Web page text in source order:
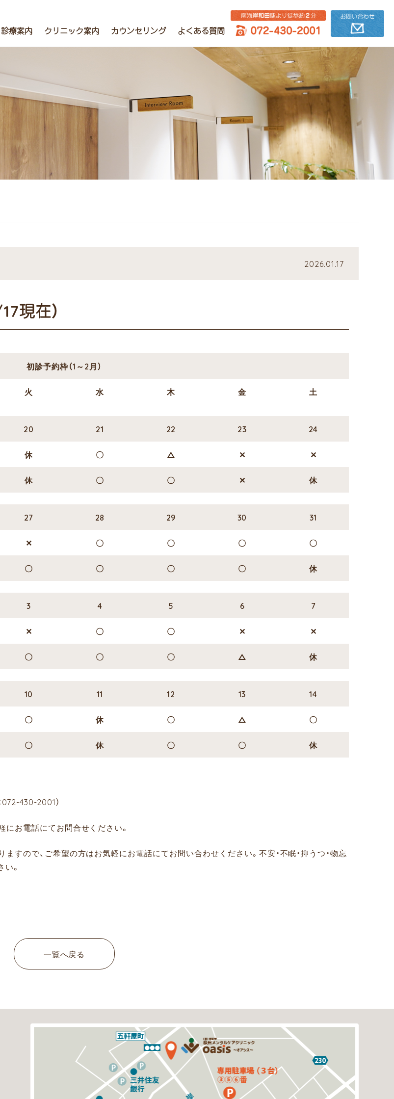
診療案内 クリニック案内 カウンセリング よくある質問
2026.01.17
現在）
初診予約枠（1～2月）
火 水 木 金 土
20 21 22 23 24
休 〇 △ ✕ ✕
休 〇 〇 ✕ 休
27 28 29 30 31
✕ 〇 〇 〇 〇
〇 〇 〇 〇 休
3 4 5 6 7
✕ 〇 〇 ✕ ✕
〇 〇 〇 △ 休
10 11 12 13 14
〇 休 〇 △ 〇
〇 休 〇 〇 休
430-2001）
お電話にてお問合せください。
すので、ご希望の方はお気軽にお電話にてお問い合わせください。 不安・不眠・抑うつ・物忘
。
一覧へ戻る